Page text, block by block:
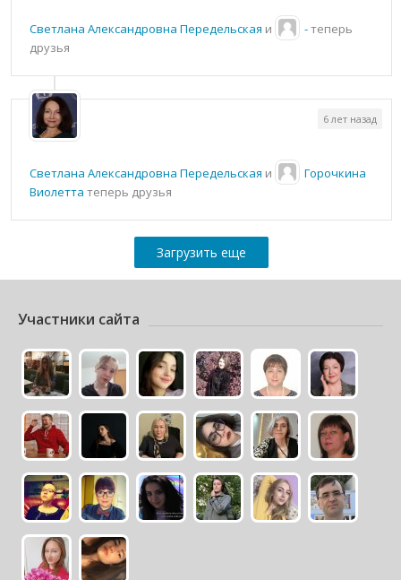
Светлана Александровна Передельская и -теперь
друзья
Светлана Александровна Передельская и
Горочкина
Виолетта теперь друзья
6 лет назад
Загрузить еще
Участники сайта